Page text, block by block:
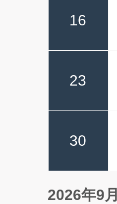
16
23
30
2026年9月